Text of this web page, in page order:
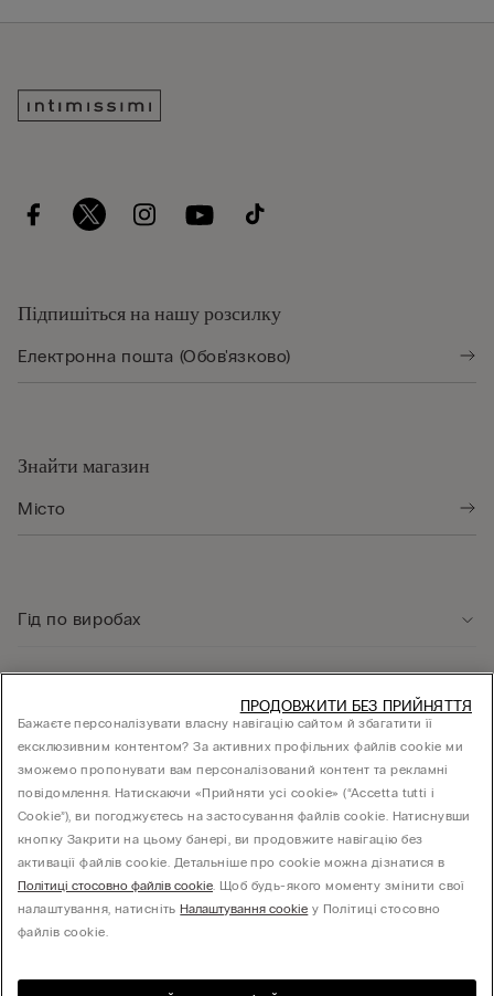
Підпишіться на нашу розсилку
Знайти магазин
Гід по виробах
Юридична інформація
КОМПАНІЯ
Товариство з обмеженою відповідальністю "МНС ІНВЕСТМЕНТ" - 01014, місто Київ,
Бажаєте персоналізувати власну навігацію сайтом й збагатити її
ексклюзивним контентом? За активних профільних файлів cookie ми
зможемо пропонувати вам персоналізований контент та рекламні
повідомлення. Натискаючи «Прийняти усі cookie» (“Accetta tutti i
Cookie”), ви погоджуєтесь на застосування файлів cookie. Натиснувши
кнопку Закрити на цьому банері, ви продовжите навігацію без
активації файлів cookie. Детальніше про cookie можна дізнатися в
Політиці стосовно файлів cookie. Щоб будь-якого моменту змінити свої
налаштування, натиснітьНалаштування cookie у Політиці стосовно
файлів cookie.
ПРОДОВЖИТИ БЕЗ ПРИЙНЯТТЯ